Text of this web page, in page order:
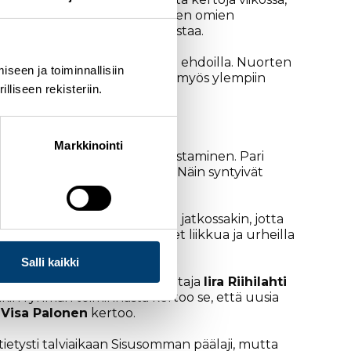
ja toiminnallisiin
rekisteriin.
Markkinointi
Salli kaikki
kehittymistään jokaisen omien
korostaa.
urheilijan itsensä ehdoilla. Nuorten
seuraavina vuosina myös ylempiin
monimuotoistaminen. Pari
perustamiseen. Näin syntyivät
halutaan panostaa jatkossakin, jotta
mahdollisuudet liikkua ja urheilla
erityis- ja liikunnanopettaja Iira Riihilahti
ryhmän toiminnasta kertoo se, että uusia
Visa Palonen kertoo.
talviaikaan Sisusomman päälaji, mutta